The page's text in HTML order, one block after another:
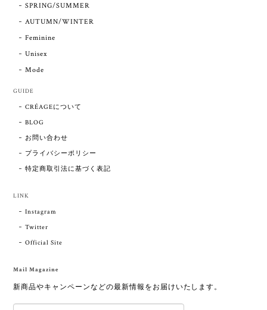
SPRING/SUMMER
AUTUMN/WINTER
Feminine
Unisex
Mode
GUIDE
CRÉAGEについて
BLOG
お問い合わせ
プライバシーポリシー
特定商取引法に基づく表記
LINK
Instagram
Twitter
Official Site
Mail Magazine
新商品やキャンペーンなどの最新情報をお届けいたします。